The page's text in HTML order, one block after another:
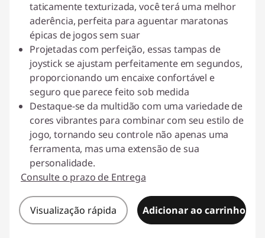
taticamente texturizada, você terá uma melhor
aderência, perfeita para aguentar maratonas
épicas de jogos sem suar
Projetadas com perfeição, essas tampas de
joystick se ajustam perfeitamente em segundos,
proporcionando um encaixe confortável e
seguro que parece feito sob medida
Destaque-se da multidão com uma variedade de
cores vibrantes para combinar com seu estilo de
jogo, tornando seu controle não apenas uma
ferramenta, mas uma extensão de sua
personalidade.
Consulte o prazo de Entrega
Visualização rápida Adicionar ao carrinho